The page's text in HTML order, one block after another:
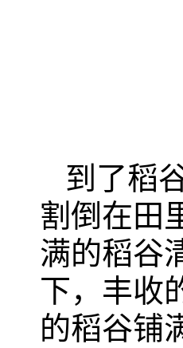
到了稻
割倒在田
满的稻谷
下，丰收
的稻谷铺